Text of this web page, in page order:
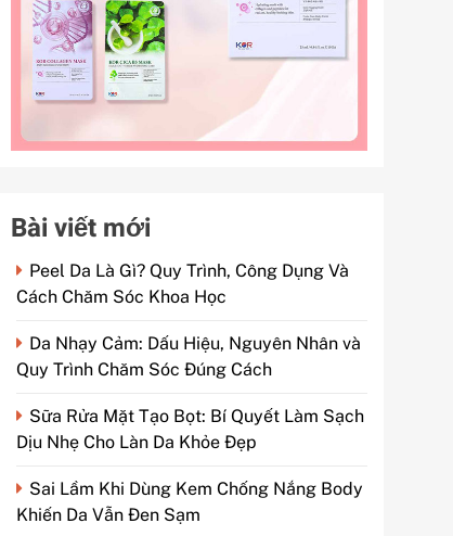
Bài viết mới
Peel Da Là Gì? Quy Trình, Công Dụng Và
Cách Chăm Sóc Khoa Học
Da Nhạy Cảm: Dấu Hiệu, Nguyên Nhân và
Quy Trình Chăm Sóc Đúng Cách
Sữa Rửa Mặt Tạo Bọt: Bí Quyết Làm Sạch
Dịu Nhẹ Cho Làn Da Khỏe Đẹp
Sai Lầm Khi Dùng Kem Chống Nắng Body
Khiến Da Vẫn Đen Sạm